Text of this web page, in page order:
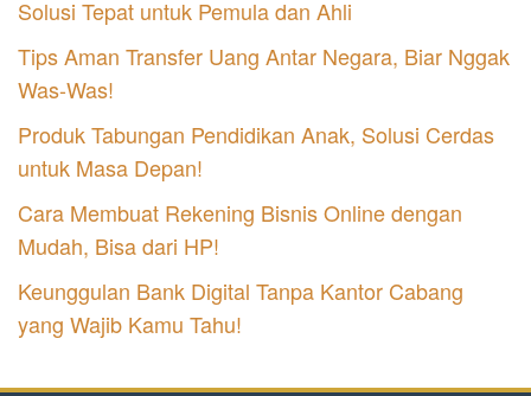
Solusi Tepat untuk Pemula dan Ahli
Tips Aman Transfer Uang Antar Negara, Biar Nggak
Was-Was!
Produk Tabungan Pendidikan Anak, Solusi Cerdas
untuk Masa Depan!
Cara Membuat Rekening Bisnis Online dengan
Mudah, Bisa dari HP!
Keunggulan Bank Digital Tanpa Kantor Cabang
yang Wajib Kamu Tahu!